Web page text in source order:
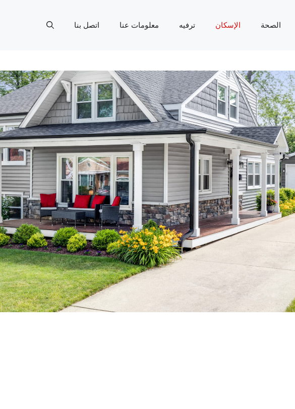
الصحة الإسكان ترفيه معلومات عنا اتصل بنا